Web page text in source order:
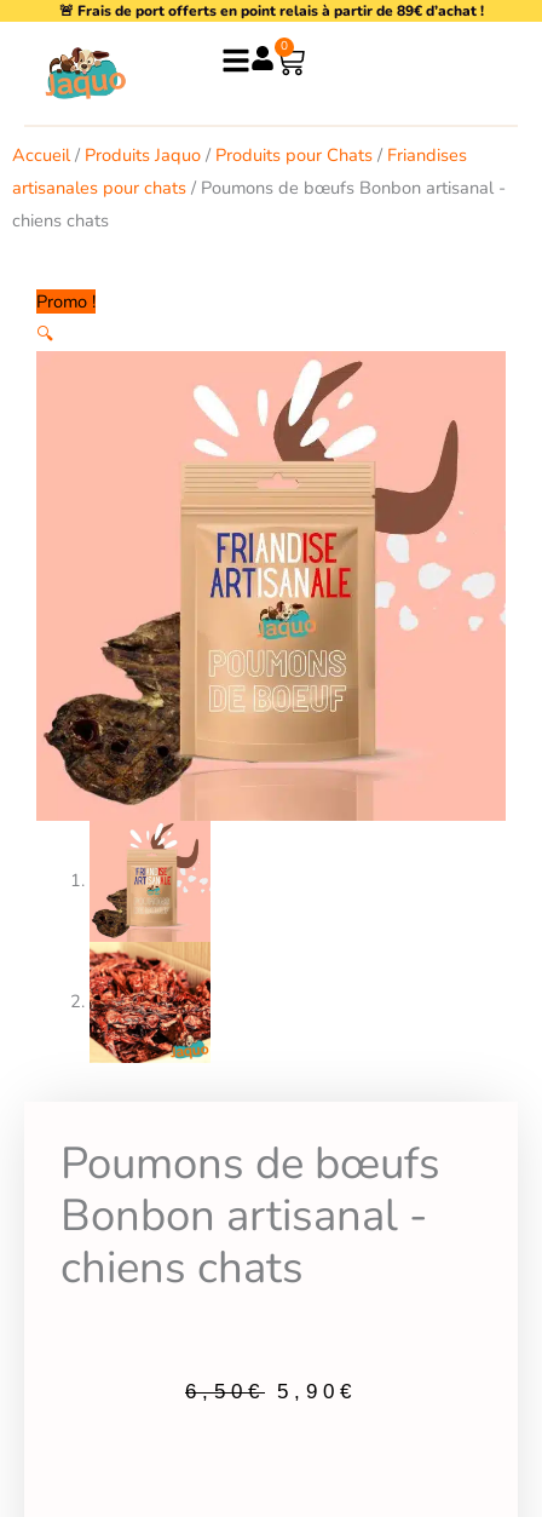
contenu
🚨 Frais de port offerts en point relais à partir de 89€ d’achat !
0
Panier
Accueil/ Produits Jaquo / Produits pour Chats / Friandises
artisanales pour chats / Poumons de bœufs Bonbon artisanal -
chiens chats
Promo !
🔍
Poumons de bœufs
Bonbon artisanal -
chiens chats
6,50€ Le prix initial était : 6,50€.
5,90 €